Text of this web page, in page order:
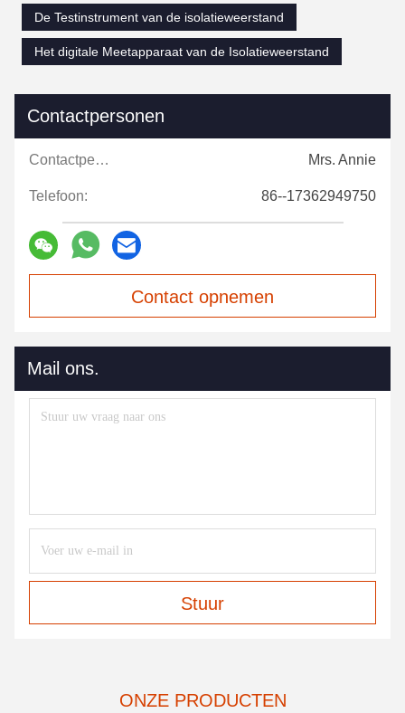
De Testinstrument van de isolatieweerstand
Het digitale Meetapparaat van de Isolatieweerstand
Contactpersonen
Contactpersonen: Mrs. Annie
Telefoon: 86--17362949750
Contact opnemen
Mail ons.
Stuur
ONZE PRODUCTEN